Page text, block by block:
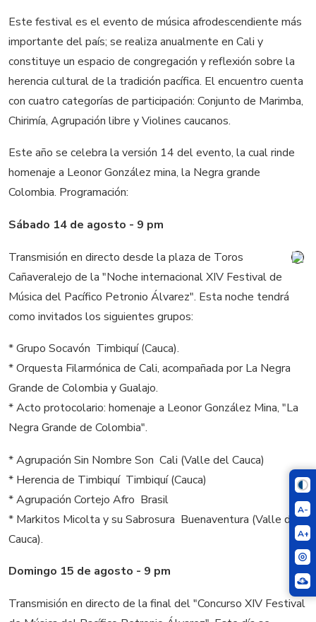
A-
A+
Este festival es el evento de música afrodescendiente más
importante del país; se realiza anualmente en Cali y
constituye un espacio de congregación y reflexión sobre la
herencia cultural de la tradición pacífica. El encuentro cuenta
con cuatro categorías de participación: Conjunto de Marimba,
Chirimía, Agrupación libre y Violines caucanos.
Este año se celebra la versión 14 del evento, la cual rinde
homenaje a Leonor González mina, la Negra grande
Colombia. Programación:
Sábado 14 de agosto - 9 pm
Transmisión en directo desde la plaza de Toros
Cañaveralejo de la "Noche internacional XIV Festival de
Música del Pacífico Petronio Álvarez". Esta noche tendrá
como invitados los siguientes grupos:
* Grupo Socavón  Timbiquí (Cauca).
* Orquesta Filarmónica de Cali, acompañada por La Negra
Grande de Colombia y Gualajo.
* Acto protocolario: homenaje a Leonor González Mina, "La
Negra Grande de Colombia".
* Agrupación Sin Nombre Son  Cali (Valle del Cauca)
* Herencia de Timbiquí  Timbiquí (Cauca)
* Agrupación Cortejo Afro  Brasil
* Markitos Micolta y su Sabrosura  Buenaventura (Valle del
Cauca).
Domingo 15 de agosto - 9 pm
Transmisión en directo de la final del "Concurso XIV Festival